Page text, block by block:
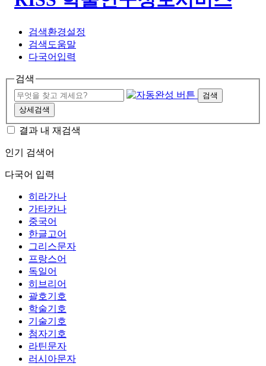
검색환경설정
검색도움말
다국어입력
검색
검색
상세검색
결과 내 재검색
인기 검색어
다국어 입력
히라가나
가타카나
중국어
한글고어
그리스문자
프랑스어
독일어
히브리어
괄호기호
학술기호
기술기호
첨자기호
라틴문자
러시아문자